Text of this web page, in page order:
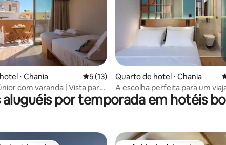
de 5, 17 avaliações
⋅ Chania 5 de uma avaliação média de 5, 13
5 (13)
com varanda | Vista para
Quarto de hotel ⋅ Chania
A escolha perfeita para um
solteiro
por temporada em hotéis